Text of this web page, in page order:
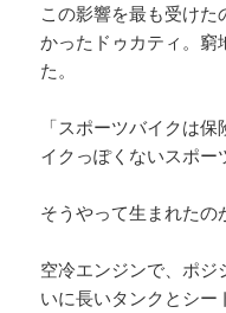
この影響を最も受け
かったドゥカティ。窮
た。
「スポーツバイクは
イクっぽくないスポー
そうやって生まれたの
空冷エンジンで、ポジ
いに長いタンクとシ